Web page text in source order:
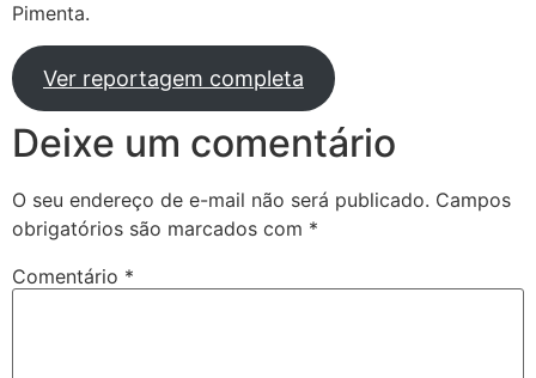
Pimenta.
Ver reportagem completa
Deixe um comentário
O seu endereço de e-mail não será publicado. Campos
obrigatórios são marcados com *
Comentário *